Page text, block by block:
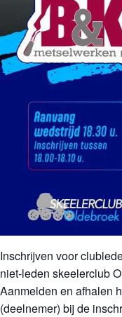
Inschrijven voor
niet-leden skeelerclub
Aanmelden en afhalen
(deelnemer) bij de